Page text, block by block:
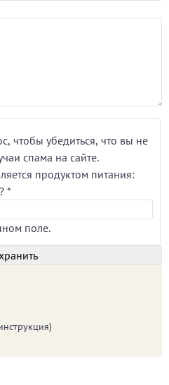
чтобы убедиться, что вы не
спама на сайте.
продуктом питания:
*
поле.